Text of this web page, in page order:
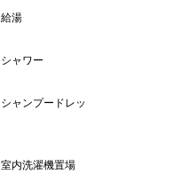
給湯
シャワー
シャンプードレッ
室内洗濯機置場